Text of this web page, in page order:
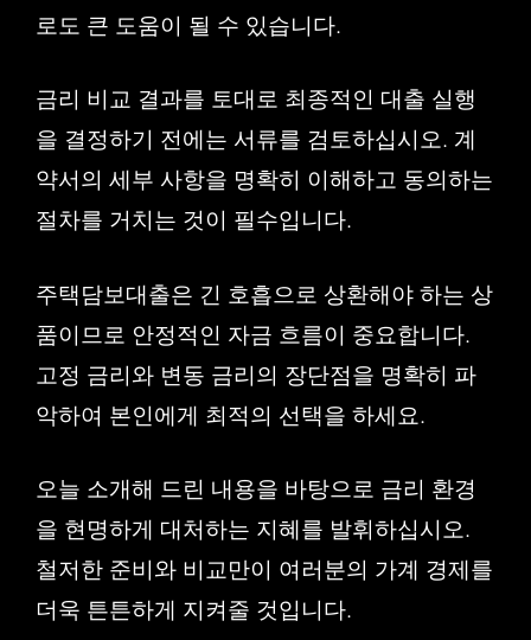
로도 큰 도움이 될 수 있습니다.
금리 비교 결과를 토대로 최종적인 대출 실행
을 결정하기 전에는 서류를 검토하십시오. 계
약서의 세부 사항을 명확히 이해하고 동의하는
절차를 거치는 것이 필수입니다.
주택담보대출은 긴 호흡으로 상환해야 하는 상
품이므로 안정적인 자금 흐름이 중요합니다.
고정 금리와 변동 금리의 장단점을 명확히 파
악하여 본인에게 최적의 선택을 하세요.
오늘 소개해 드린 내용을 바탕으로 금리 환경
을 현명하게 대처하는 지혜를 발휘하십시오.
철저한 준비와 비교만이 여러분의 가계 경제를
더욱 튼튼하게 지켜줄 것입니다.